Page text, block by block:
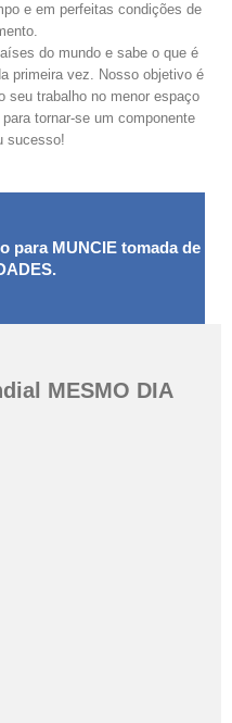
e em perfeitas condições de
do mundo e sabe o que é
primeira vez. Nosso objetivo é
seu trabalho no menor espaço
tornar-se um componente
sucesso!
para MUNCIE tomada de
MESMO DIA